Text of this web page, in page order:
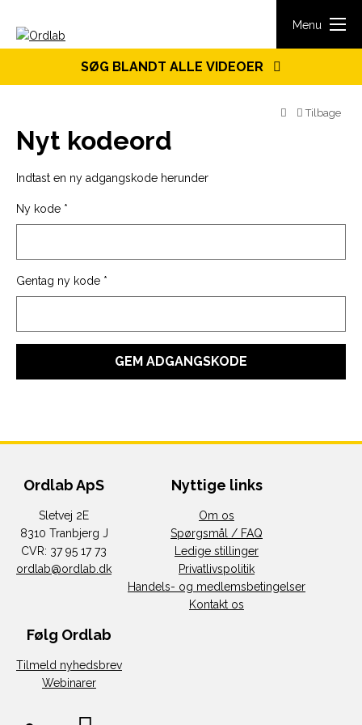
Menu
SØG BLANDT ALLE VIDEOER
Tilbage
Nyt kodeord
Indtast en ny adgangskode herunder
Ny kode *
Gentag ny kode *
Ordlab ApS
Sletvej 2E
8310 Tranbjerg J
CVR: 37 95 17 73
ordlab@ordlab.dk
Nyttige links
Om os
Spørgsmål / FAQ
Ledige stillinger
Privatlivspolitik
Handels- og medlemsbetingelser
Kontakt os
Følg Ordlab
Tilmeld nyhedsbrev
Webinarer